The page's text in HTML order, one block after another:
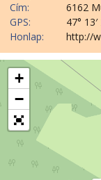
Cím:
6162
GPS:
47°
Honlap:
http://
+
−